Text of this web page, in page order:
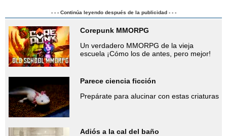
- - - Continúa leyendo después de la publicidad - - -
Corepunk MMORPG
Un verdadero MMORPG de la vieja
escuela ¡Cómo los de antes, pero mejor!
Parece ciencia ficción
Prepárate para alucinar con estas criaturas
Adiós a la cal del baño